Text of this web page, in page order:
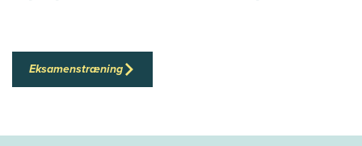
Eksamenstræning